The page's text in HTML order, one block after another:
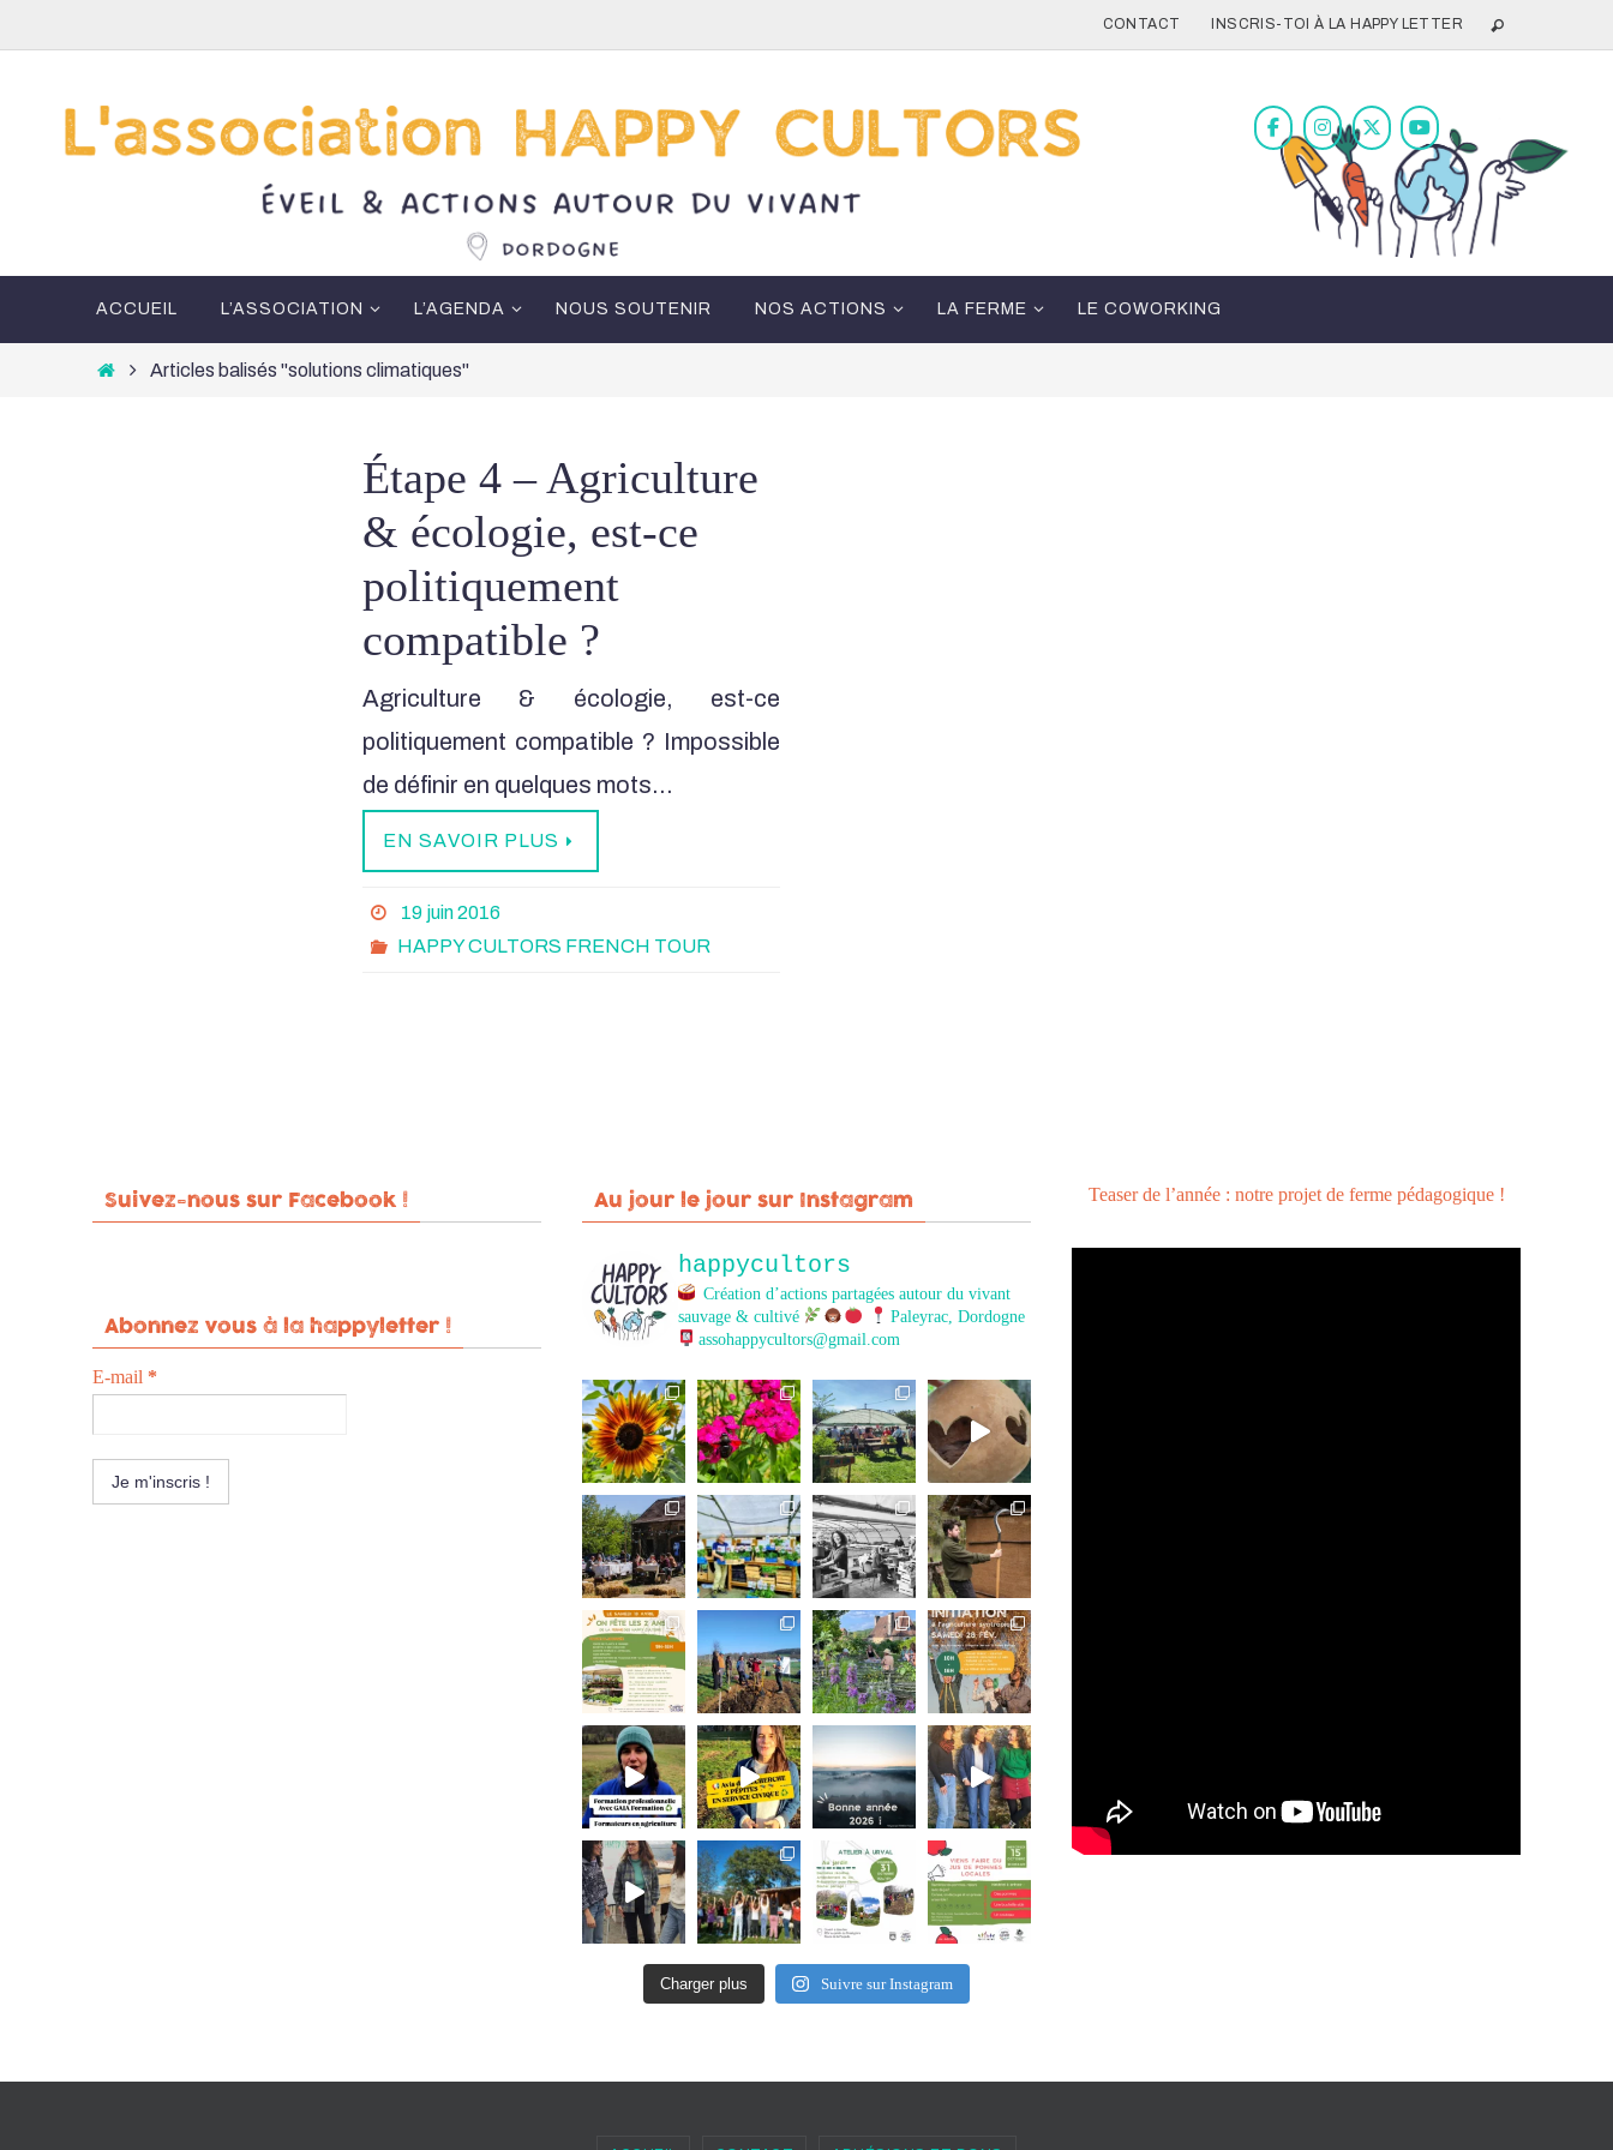
contenu
CONTACT INSCRIS-TOI À LA HAPPY LETTER
ACCUEIL L’ASSOCIATION L’AGENDA NOUS SOUTENIR NOS ACTIONS LA FERME LE COWORKING
HomeArticles balisés "solutions climatiques"
Étape 4 – Agriculture
& écologie, est-ce
politiquement
compatible ?
Agriculture & écologie, est-ce
politiquement compatible ? Impossible
de définir en quelques mots…
EN SAVOIR PLUS
19 juin 2016
HAPPY CULTORS FRENCH TOUR
Suivez-nous sur Facebook !
Abonnez vous à la happyletter !
E-mail *
Au jour le jour sur Instagram
happycultors
Création d’actions partagées autour du vivant
sauvage & cultivé
Paleyrac, Dordogne
assohappycultors@gmail.com
Charger plus Suivre sur Instagram
Teaser de l’année : notre projet de ferme pédagogique !